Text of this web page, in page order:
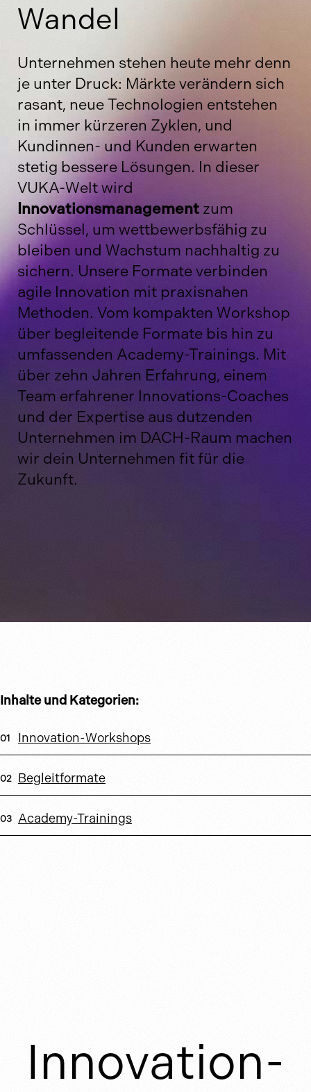
Wandel
Unternehmen stehen heute mehr denn
je unter Druck: Märkte verändern sich
rasant, neue Technologien entstehen
in immer kürzeren Zyklen, und
Kundinnen- und Kunden erwarten
stetig bessere Lösungen. In dieser
VUKA-Welt wird
Innovationsmanagement zum
Schlüssel, um wettbewerbsfähig zu
bleiben und Wachstum nachhaltig zu
sichern. Unsere Formate verbinden
agile Innovation mit praxisnahen
Methoden. Vom kompakten Workshop
über begleitende Formate bis hin zu
umfassenden Academy-Trainings. Mit
über zehn Jahren Erfahrung, einem
Team erfahrener Innovations-Coaches
und der Expertise aus dutzenden
Unternehmen im DACH-Raum machen
wir dein Unternehmen fit für die
Zukunft.
Inhalte und Kategorien:
Innovation-Workshops
Begleitformate
Academy-Trainings
Innovation-